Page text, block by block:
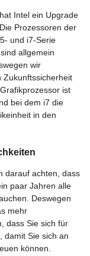
Intel ein Upgrade
Prozessoren der
und i7-Serie
allgemein
wir
Zukunftssicherheit
ist
bei dem i7 die
in den
darauf achten, dass
paar Jahren alle
Deswegen
mehr
dass Sie sich für
damit Sie sich an
können.